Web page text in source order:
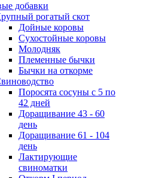
добавки
рогатый скот
Дойные коровы
Сухостойные коровы
Молодняк
Племенные бычки
Бычки на откорме
Поросята сосуны с 5 по
42 дней
Доращивание 43 - 60
день
Доращивание 61 - 104
день
Лактирующие
свиноматки